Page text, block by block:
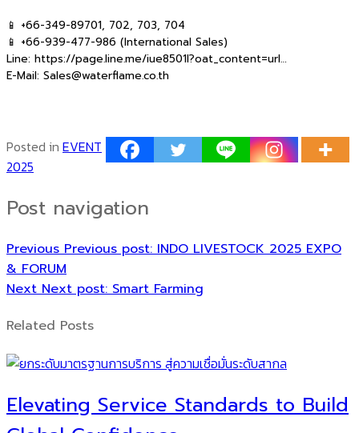
📱 +66-349-89701, 702, 703, 704
📱 +66-939-477-986 (International Sales)
Line: https://page.line.me/iue8501l?oat_content=url…
E-Mail: Sales@waterflame.co.th
Posted in EVENT
2025
Post navigation
Previous Previous post: INDO LIVESTOCK 2025 EXPO
& FORUM
Next Next post: Smart Farming
Related Posts
Elevating Service Standards to Build